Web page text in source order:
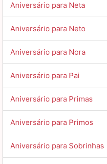
Aniversário para Neta
Aniversário para Neto
Aniversário para Nora
Aniversário para Pai
Aniversário para Primas
Aniversário para Primos
Aniversário para Sobrinhas